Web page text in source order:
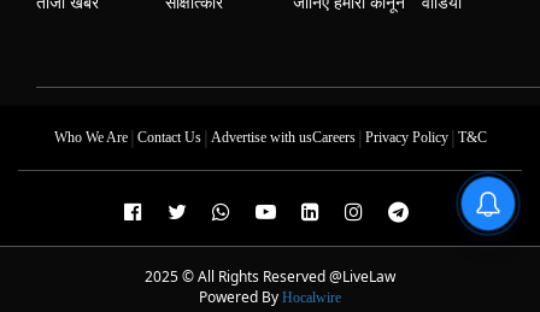
Who We Are| Contact Us| Advertise with usCareers| Privacy Policy| T&C
2025 © All Rights Reserved @LiveLaw
Powered By Hocalwire